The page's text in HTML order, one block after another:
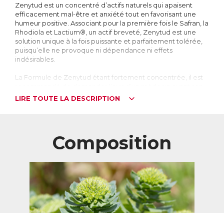
Zenytud est un concentré d’actifs naturels qui apaisent
efficacement mal-être et anxiété tout en favorisant une
humeur positive. Associant pour la première fois le Safran, la
Rhodiola et Lactium®, un actif breveté, Zenytud est une
solution unique à la fois puissante et parfaitement tolérée,
puisqu’elle ne provoque ni dépendance ni effets
indésirables.
La Formule de Zenytud étant fortement concentrée, il est
utilisation.
Cerveau : à l’origine du mal-être
A l’origine des pensées, des actions, des désirs et
motivations, le cerveau est le centre du système nerveux. Il
est composé de 100 milliards de cellules nerveuses
appelées neurones, qui forment un réseau à travers lequel
circulent des signaux électriques et des
neurotransmetteurs.
LIRE TOUTE LA DESCRIPTION
Composition